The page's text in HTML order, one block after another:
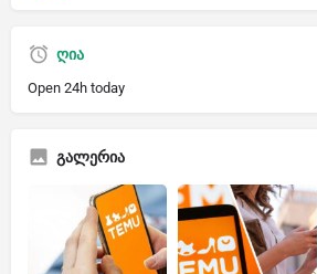
ღია
Open 24h today
გალერია